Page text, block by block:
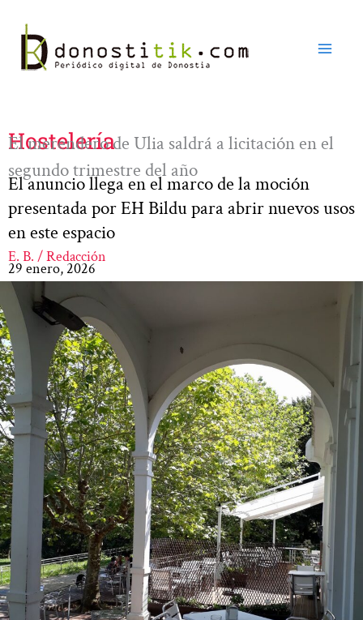
contenido
Hostelería
El merendero de Ulia saldrá a licitación en el
segundo trimestre del año
El anuncio llega en el marco de la moción
presentada por EH Bildu para abrir nuevos usos
en este espacio
E. B. / Redacción
29 enero, 2026